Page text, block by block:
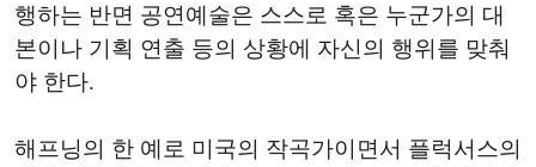
행하는 반면 공연예술은 스스로 혹은 누군가의 대
본이나 기획 연출 등의 상황에 자신의 행위를 맞춰
야 한다.
해프닝의 한 예로 미국의 작곡가이면서 플럭서스의